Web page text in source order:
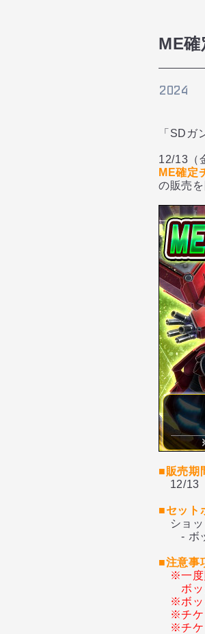
ME
2024
「SDガ
12/13（
ME確定
の販売を
■販売期
12/13
■セット
ショッ
- ボッ
■注意事
※一度
ボ
※ボッ
※チケ
※チケ